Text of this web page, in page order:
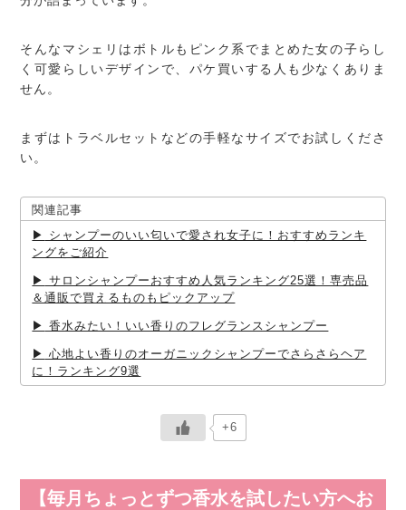
そんなマシェリはボトルもピンク系でまとめた女の子らし
く可愛らしいデザインで、パケ買いする人も少なくありま
せん。
まずはトラベルセットなどの手軽なサイズでお試しくださ
い。
関連記事
シャンプーのいい匂いで愛され女子に！おすすめランキ
ングをご紹介
サロンシャンプーおすすめ人気ランキング25選！専売品
＆通販で買えるものもピックアップ
香水みたい！いい香りのフレグランスシャンプー
心地よい香りのオーガニックシャンプーでさらさらヘア
に！ランキング9選
+6
【毎月ちょっとずつ香水を試したい方へお